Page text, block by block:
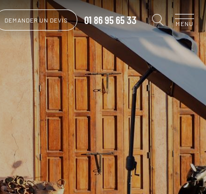
DEMANDER UN DEVIS 01 86 95 65 33 MENU